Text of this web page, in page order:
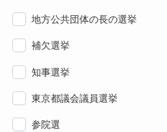
地方公共団体の長の選挙
補欠選挙
知事選挙
東京都議会議員選挙
参院選